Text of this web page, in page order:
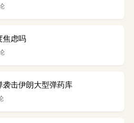
焦虑吗
袭击伊朗大型弹药库